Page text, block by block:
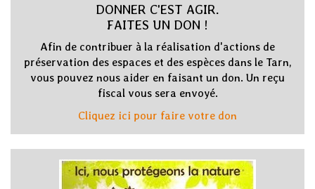
DONNER C'EST AGIR.
FAITES UN DON !
Afin de contribuer à la réalisation d'actions de
préservation des espaces et des espèces dans le Tarn,
vous pouvez nous aider en faisant un don. Un reçu
fiscal vous sera envoyé.
Cliquez ici pour faire votre don